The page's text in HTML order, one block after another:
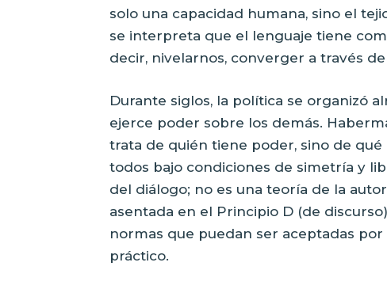
solo una capacidad humana, sino el
se interpreta que el lenguaje tiene
decir, nivelarnos, converger a través
Durante siglos, la política se organizó
ejerce poder sobre los demás.
trata de quién tiene poder, sino de
todos bajo condiciones de simetría y
del diálogo; no es una teoría de la
asentada en el Principio D (de
normas que puedan ser aceptadas
práctico.